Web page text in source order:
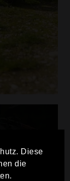
Diese
die